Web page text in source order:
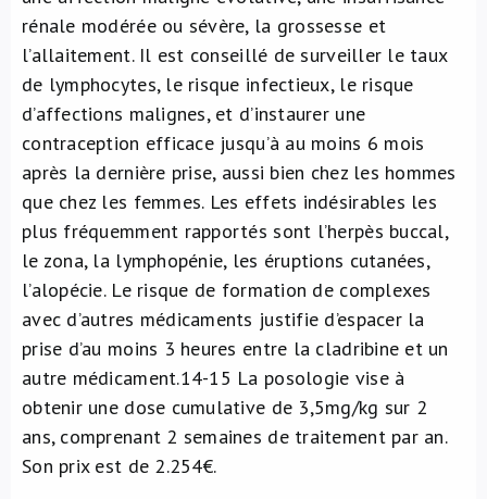
rénale modérée ou sévère, la grossesse et
l’allaitement. Il est conseillé de surveiller le taux
de lymphocytes, le risque infectieux, le risque
d’affections malignes, et d’instaurer une
contraception efficace jusqu’à au moins 6 mois
après la dernière prise, aussi bien chez les hommes
que chez les femmes. Les effets indésirables les
plus fréquemment rapportés sont l’herpès buccal,
le zona, la lymphopénie, les éruptions cutanées,
l’alopécie. Le risque de formation de complexes
avec d’autres médicaments justifie d’espacer la
prise d’au moins 3 heures entre la cladribine et un
autre médicament.14-15 La posologie vise à
obtenir une dose cumulative de 3,5mg/kg sur 2
ans, comprenant 2 semaines de traitement par an.
Son prix est de 2.254€.